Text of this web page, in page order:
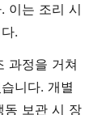
이는 조리 시
.
과정을 거쳐
니다. 개별
동 보관 시 장